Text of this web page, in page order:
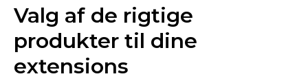
Valg af de rigtige
produkter til dine
extensions